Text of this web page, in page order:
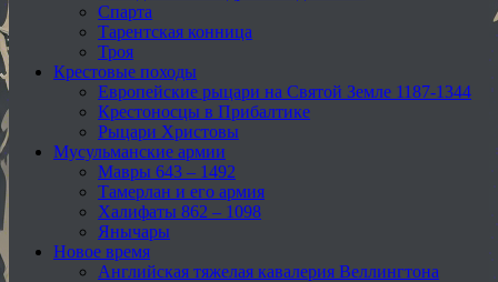
Спарта
Тарентская конница
Троя
Крестовые походы
Европейские рыцари на Святой Земле 1187-1344
Крестоносцы в Прибалтике
Рыцари Христовы
Мусульманские армии
Мавры 643 – 1492
Тамерлан и его армия
Халифаты 862 – 1098
Янычары
Новое время
Английская тяжелая кавалерия Веллингтона